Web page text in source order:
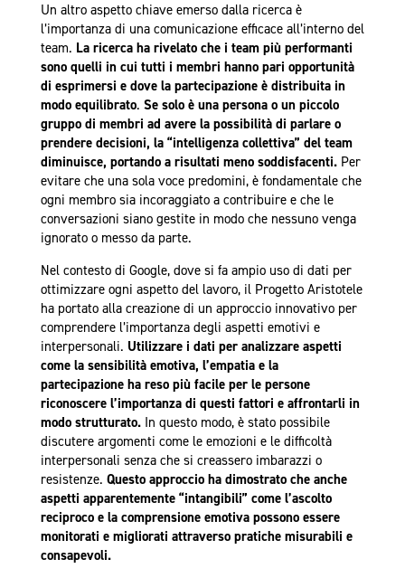
Un altro aspetto chiave emerso dalla ricerca è
l’importanza di una comunicazione efficace all’interno del
team. La ricerca ha rivelato che i team più performanti
sono quelli in cui tutti i membri hanno pari opportunità
di esprimersi e dove la partecipazione è distribuita in
modo equilibrato. Se solo è una persona o un piccolo
gruppo di membri ad avere la possibilità di parlare o
prendere decisioni, la “intelligenza collettiva” del team
diminuisce, portando a risultati meno soddisfacenti.Per
evitare che una sola voce predomini, è fondamentale che
ogni membro sia incoraggiato a contribuire e che le
conversazioni siano gestite in modo che nessuno venga
ignorato o messo da parte.
Nel contesto di Google, dove si fa ampio uso di dati per
ottimizzare ogni aspetto del lavoro, il Progetto Aristotele
ha portato alla creazione di un approccio innovativo per
comprendere l’importanza degli aspetti emotivi e
interpersonali. Utilizzare i dati per analizzare aspetti
come la sensibilità emotiva, l’empatia e la
partecipazione ha reso più facile per le persone
riconoscere l’importanza di questi fattori e affrontarli in
modo strutturato.In questo modo, è stato possibile
discutere argomenti come le emozioni e le difficoltà
interpersonali senza che si creassero imbarazzi o
resistenze. Questo approccio ha dimostrato che anche
aspetti apparentemente “intangibili” come l’ascolto
reciproco e la comprensione emotiva possono essere
monitorati e migliorati attraverso pratiche misurabili e
consapevoli.